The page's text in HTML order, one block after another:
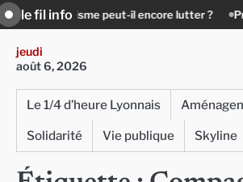
Skip
to
content
le fil info
peut-il encore lutter ? Précarité,
jeudi
août 6, 2026
Le 1/4 d’heure Lyonnais
Solidarité
Vie publique Skyline